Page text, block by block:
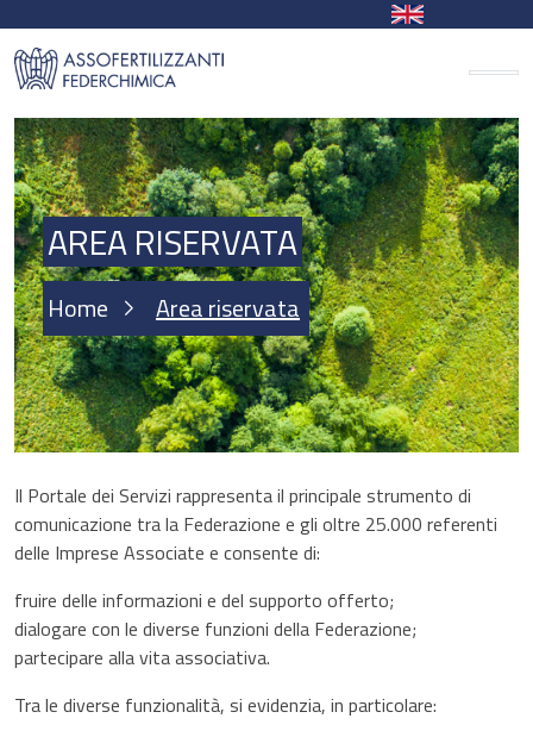
AREA RISERVATA
Home Area riservata
Il Portale dei Servizi rappresenta il principale strumento di
comunicazione tra la Federazione e gli oltre 25.000 referenti
delle Imprese Associate e consente di:
fruire delle informazioni e del supporto offerto;
dialogare con le diverse funzioni della Federazione;
partecipare alla vita associativa.
Tra le diverse funzionalità, si evidenzia, in particolare: